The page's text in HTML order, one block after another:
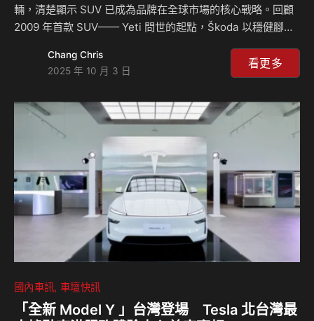
輛，清楚顯示 SUV 已成為品牌在全球市場的核心戰略。回顧
2009 年首款 SUV—— Yeti 問世的起點，Škoda 以穩健腳步
電 Elroq、Enyaq 在內的完整 SUV 家族，從都會跨界、家庭
七人座到新能源等多元選擇，為不同生活型態提供更貼近需求
速向上，亦帶動 Škoda 在全球銷售結構的轉變。2025 年上半
年，SUV 佔品牌總交車量已超過一半，來到 55% 的比重。
Chang Chris
2025 年 10 月 3 日
看更多
國內車訊 車壇快訊
「全新 Model Y 」台灣登場 Tesla 北台灣最